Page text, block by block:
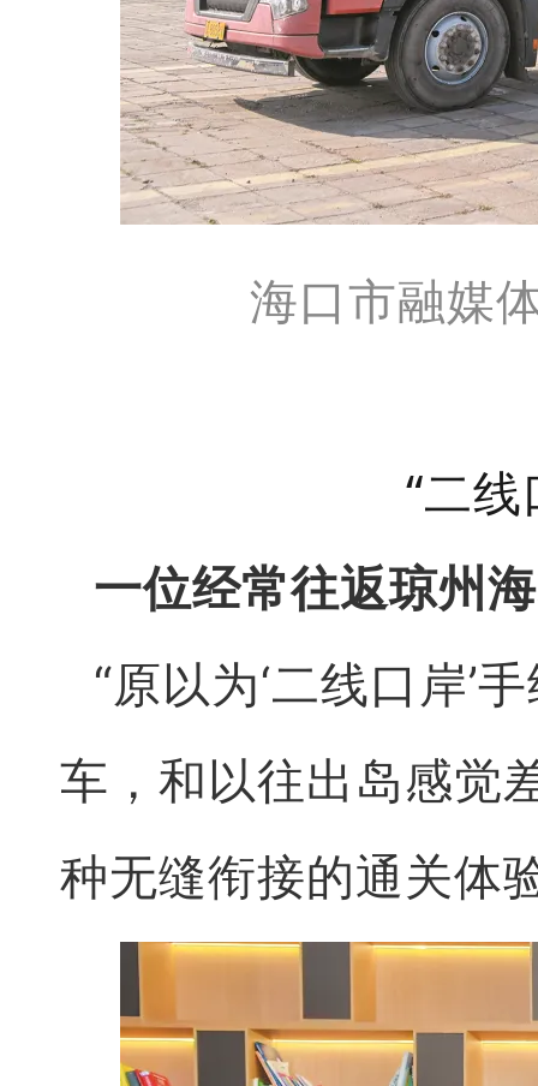
海口市融媒
“二
一位经常往返琼州
“原以为‘二线口岸’
车，和以往出岛感觉
种无缝衔接的通关体